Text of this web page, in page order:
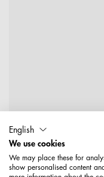
English
We use cookies
We may place these for
show personalised content